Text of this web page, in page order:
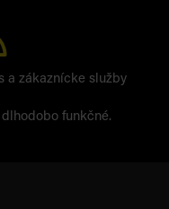
a zákaznícke služby
funkčné.